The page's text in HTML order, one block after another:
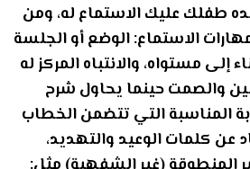
طفلك عليك الاستماع له، ومن
الاستماع: الوضع أو الجلسة
إلى مستواه، والانتباه المركز له
والصمت حينما يحاول شرح
المناسبة التي تتضمن الخطاب
عن كلمات الوعيد والتهديد،